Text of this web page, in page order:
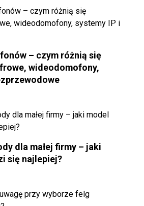
– czym różnią się
wideodomofony,
dla małej firmy – jaki
się najlepiej?